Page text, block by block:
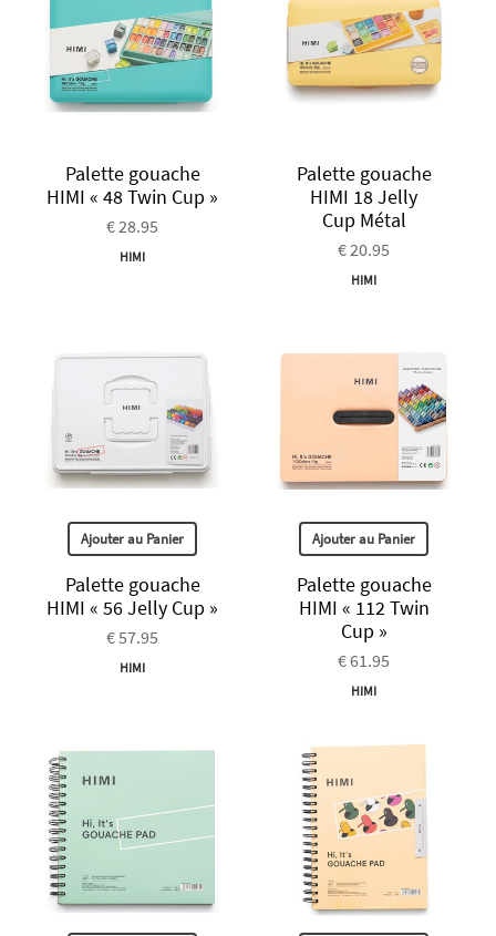
Palette gouache
HIMI « 48 Twin Cup »
€ 28.95
HIMI
Palette gouache
HIMI 18 Jelly
Cup Métal
€ 20.95
HIMI
Ajouter au Panier
Palette gouache
HIMI « 56 Jelly Cup »
€ 57.95
HIMI
Ajouter au Panier
Palette gouache
HIMI « 112 Twin
Cup »
€ 61.95
HIMI